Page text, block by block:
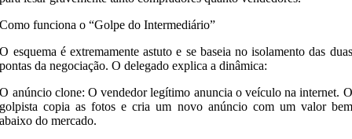
​Como funciona o “Golpe do Intermediário”
​O esquema é extremamente astuto e se baseia no isolamento das duas
pontas da negociação. O delegado explica a dinâmica:
​O anúncio clone: O vendedor legítimo anuncia o veículo na internet. O
golpista copia as fotos e cria um novo anúncio com um valor bem
abaixo do mercado.